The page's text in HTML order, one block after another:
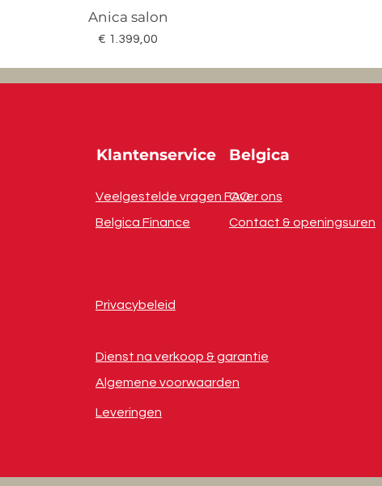
Anica salon
Prijs
€ 1.399,00
Klantenservice
Veelgestelde vragen FAQ
Belgica Finance
Privacybeleid
Dienst na verkoop & garantie
Algemene voorwaarden
Leveringen
Belgica
Over ons
Contact & openingsuren